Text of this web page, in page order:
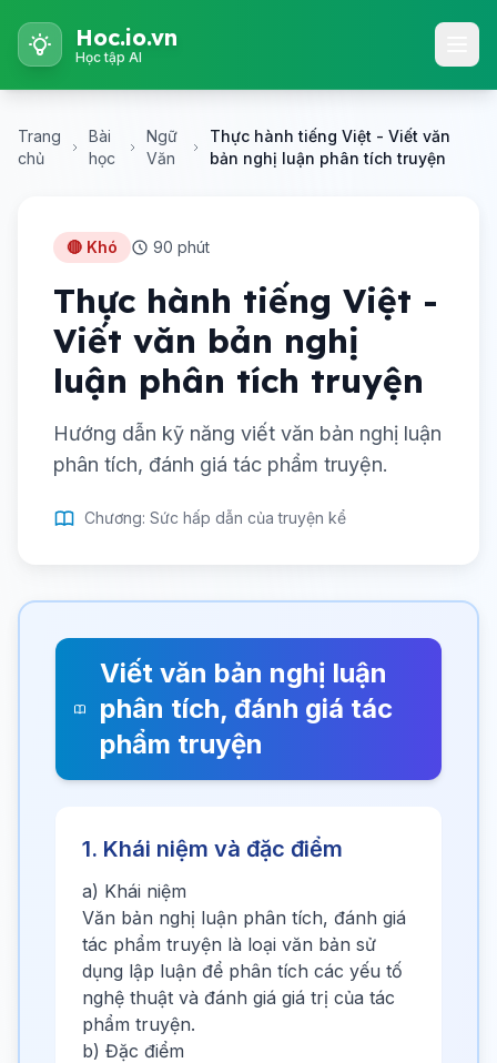
Hoc.io.vn
Học tập AI
Trang
chủ
Bài
học
Ngữ
Văn
Thực hành tiếng Việt - Viết văn
bản nghị luận phân tích truyện
🔴 Khó 90 phút
Thực hành tiếng Việt -
Viết văn bản nghị
luận phân tích truyện
Hướng dẫn kỹ năng viết văn bản nghị luận
phân tích, đánh giá tác phẩm truyện.
Chương: Sức hấp dẫn của truyện kể
Viết văn bản nghị luận
phân tích, đánh giá tác
phẩm truyện
1. Khái niệm và đặc điểm
a) Khái niệm
Văn bản nghị luận phân tích, đánh giá
tác phẩm truyện là loại văn bản sử
dụng lập luận để phân tích các yếu tố
nghệ thuật và đánh giá giá trị của tác
phẩm truyện.
b) Đặc điểm